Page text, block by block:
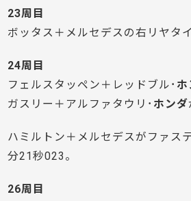
23周目
ボッタス＋メルセデスの右リヤタ
24周目
フェルスタッペン＋レッドブル･ ホ
ガスリー＋アルファタウリ･ ホンダ
ハミルトン＋メルセデスがファス
分21秒023。
26周目